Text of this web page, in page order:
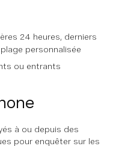
24 heures, derniers
personnalisée
ou entrants
à ou depuis des
pour enquêter sur les